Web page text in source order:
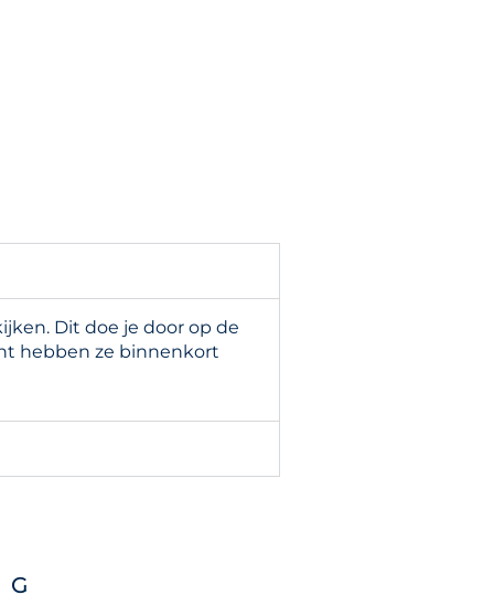
Dit doe je door op de
hebben ze binnenkort
G